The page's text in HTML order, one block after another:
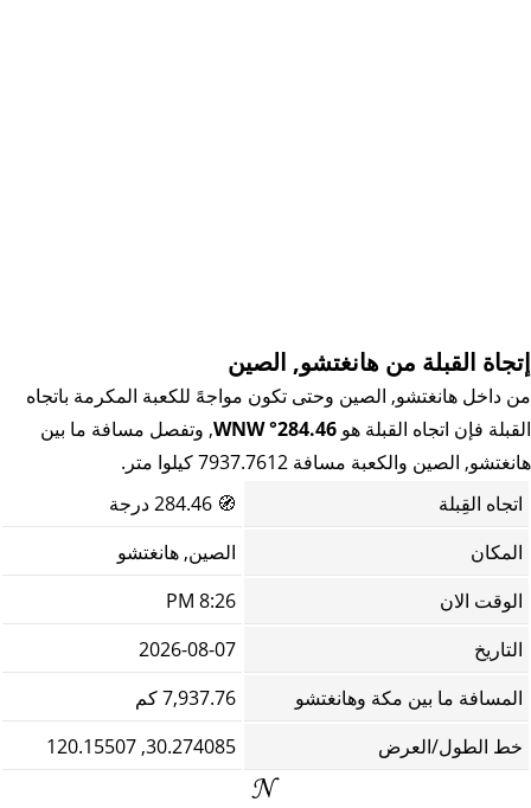
إتجاة القبلة من هانغتشو, الصين
من داخل هانغتشو, الصين وحتى تكون مواجهً للكعبة المكرمة باتجاه
القبلة فإن اتجاه القبلة هو 284.46° WNW
, وتفصل مسافة ما بين
هانغتشو, الصين والكعبة مسافة 7937.7612 كيلوا متر.
اتجاه القِبلة
🧭
المكان
الصين, هانغتشو
الوقت الان
8:26 PM
التاريخ
2026-08-07
المسافة ما بين مكة وهانغتشو
7,937.76 كم
خط الطول/العرض
30.274085, 120.15507